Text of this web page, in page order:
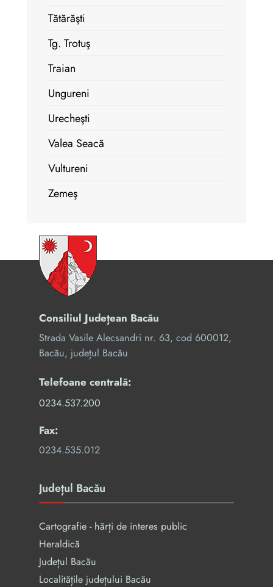
Tătărăşti
Tg. Trotuş
Traian
Ungureni
Urecheşti
Valea Seacă
Vultureni
Zemeş
Consiliul Județean Bacău
Strada Vasile Alecsandri nr. 63, cod 600012,
Bacău, județul Bacău
Telefoane centrală:
0234.537.200
Fax:
0234.535.012
Județul Bacău
Cartografie - hărți de interes public
Heraldică
Județul Bacău
Localitățile județului Bacău